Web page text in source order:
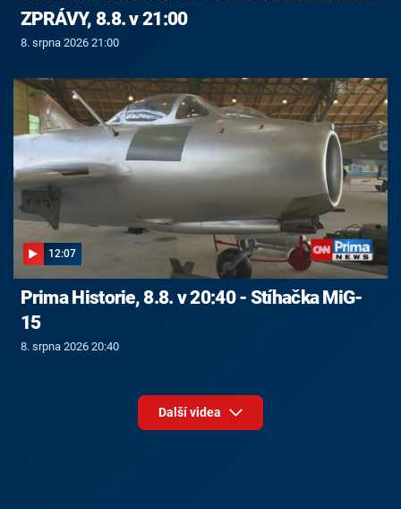
ZPRÁVY, 8.8. v 21:00
8. srpna 2026 21:00
12:07
Prima Historie, 8.8. v 20:40 - Stíhačka MiG-
15
8. srpna 2026 20:40
Další videa